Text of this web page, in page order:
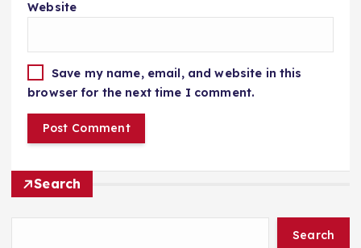
Website
Save my name, email, and website in this
browser for the next time I comment.
Search
Search